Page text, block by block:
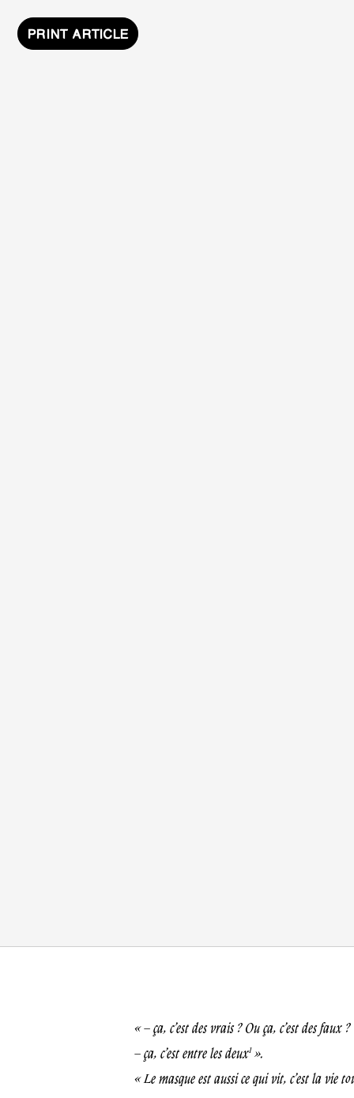
PRINT ARTICLE
« – ça, c’est des vrais ? Ou ça, c’est des faux ?
– ça, c’est entre les deux1 ».
« Le masque est aussi ce qui vit, c’est la vie